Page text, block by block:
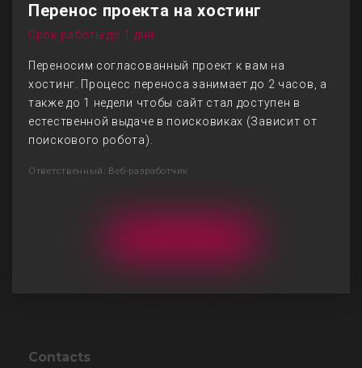
Перенос проекта на хостинг
Срок работы до 1 дня
Переносим согласованный проект к вам на
хостинг. Процесс переноса занимает до 2 часов, а
также до 1 недели чтобы сайт стал доступен в
естественной выдаче в поисковиках (Зависит от
поискового робота).
Ответственный: Веб-разработчик
Contacts